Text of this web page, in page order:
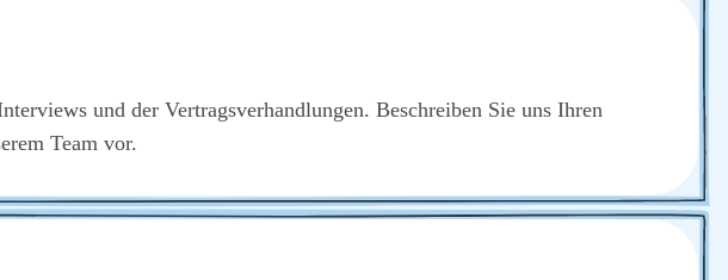
und der Ver­trags­ver­hand­lun­gen. Beschrei­ben Sie uns Ihren
Team vor.